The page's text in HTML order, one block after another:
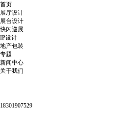
首页
展厅设计
展台设计
快闪巡展
IP设计
地产包装
专题
新闻中心
关于我们
18301907529